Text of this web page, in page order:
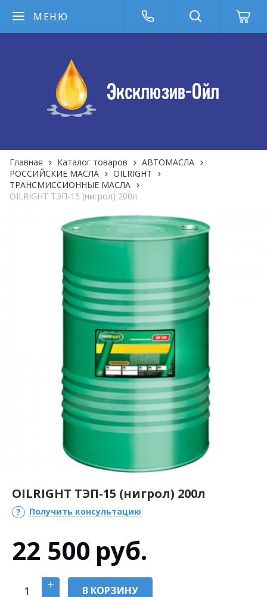
МЕНЮ
Главная Каталог товаров
АВТОМАСЛА
РОССИЙСКИЕ МАСЛА
OILRIGHT
ТРАНСМИССИОННЫЕ МАСЛА
OILRIGHT ТЭП-15 (нигрол) 200л
OILRIGHT ТЭП-15 (нигрол) 200л
Получить консультацию
22 500 руб.
В КОРЗИНУ